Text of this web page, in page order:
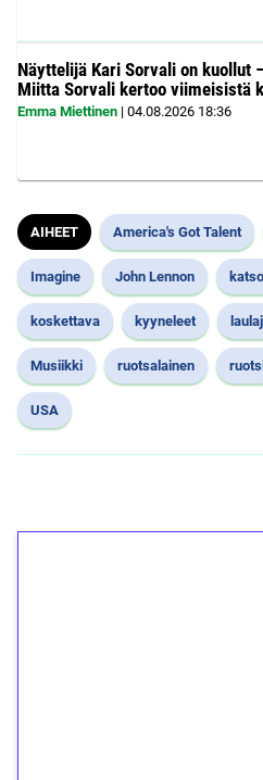
Näyttelijä Kari Sorvali on kuollut
Miitta Sorvali kertoo viimeisistä
Emma Miettinen | 04.08.2026 18:36
AIHEET America's Got Talent
Imagine John Lennon
koskettava kyyneleet
Musiikki ruotsalainen
USA